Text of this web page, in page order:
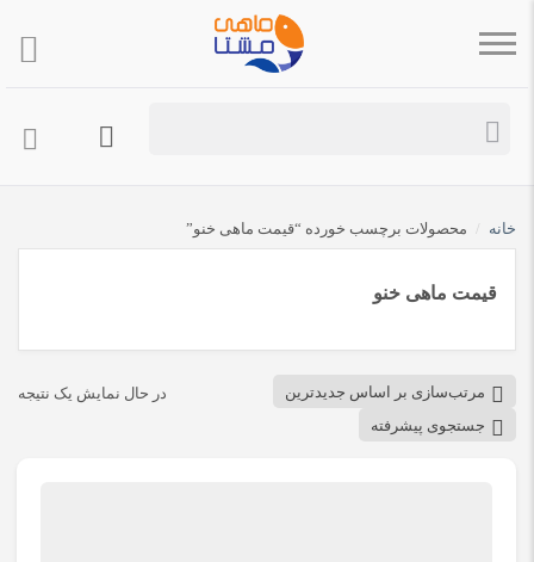
خانه / محصولات برچسب خورده “قیمت ماهی خنو”
قیمت ماهی خنو
در حال نمایش یک نتیجه
مرتب‌سازی بر اساس جدیدترین
جستجوی پیشرفته